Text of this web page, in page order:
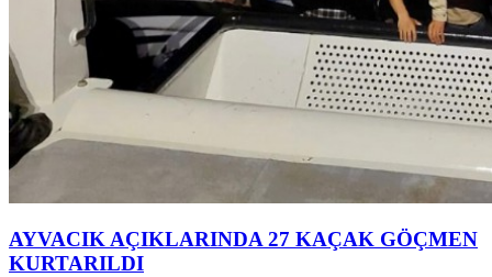
AYVACIK AÇIKLARINDA 27 KAÇAK GÖÇMEN
KURTARILDI